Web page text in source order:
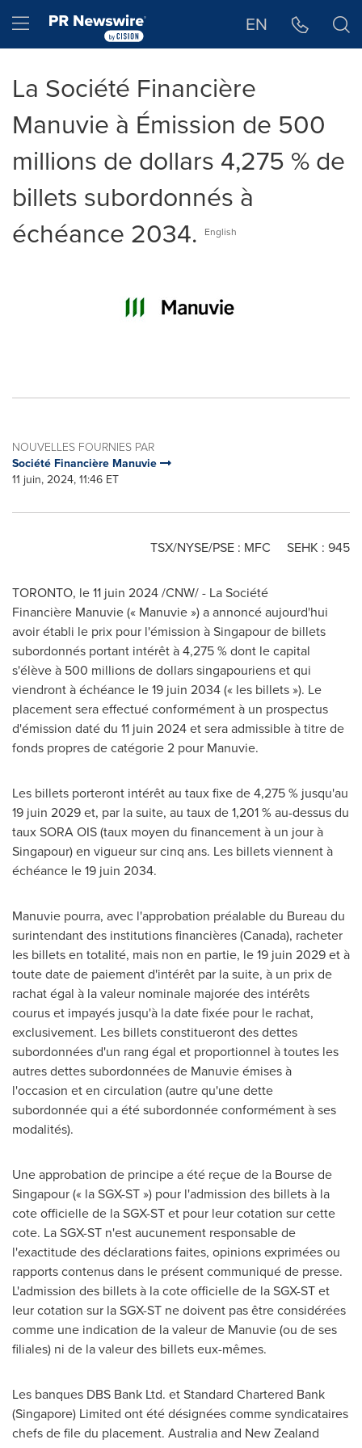
Hamburger menu EN
La Société Financière
Manuvie à Émission de 500
millions de dollars 4,275 % de
billets subordonnés à
échéance 2034.
English
NOUVELLES FOURNIES PAR
Société Financière Manuvie
11 juin, 2024, 11:46 ET
TSX/NYSE/PSE : MFC SEHK : 945
TORONTO, le 11 juin 2024/CNW/ - La Société
Financière Manuvie (« Manuvie ») a annoncé aujourd'hui
avoir établi le prix pour l'émission à Singapour de billets
subordonnés portant intérêt à 4,275 % dont le capital
s'élève à 500 millions de dollars singapouriens et qui
viendront à échéance le 19 juin 2034 (« les billets »). Le
placement sera effectué conformément à un prospectus
d'émission daté du 11 juin 2024 etsera admissible à titre de
fonds propres de catégorie 2 pour Manuvie.
Les billets porteront intérêt au taux fixe de 4,275 % jusqu'au
19 juin 2029 et, par la suite, au taux de 1,201 % au-dessus du
taux SORA OIS (taux moyen du financement à un jour à
Singapour) en vigueur sur cinq ans. Les billets viennent à
échéance le 19 juin 2034.
Manuvie pourra, avec l'approbation préalable du Bureau du
surintendant des institutions financières (Canada), racheter
les billets en totalité, mais non en partie, le 19 juin 2029 et à
toute date de paiement d'intérêt par la suite, à un prix de
rachat égal à la valeur nominale majorée des intérêts
courus et impayés jusqu'à la date fixée pour le rachat,
exclusivement. Les billets constitueront des dettes
subordonnées d'un rang égal et proportionnel à toutes les
autres dettes subordonnées de Manuvie émises à
l'occasion et en circulation (autre qu'une dette
subordonnée qui a été subordonnée conformément à ses
modalités).
Une approbation de principe a été reçue de la Bourse de
Singapour (« la SGX-ST ») pour l'admission des billets à la
cote officielle de la SGX-ST et pour leur cotation sur cette
cote. La SGX-ST n'est aucunement responsable de
l'exactitude des déclarations faites, opinions exprimées ou
rapports contenus dans le présent communiqué de presse.
L'admission des billets à la cote officielle de la SGX-ST et
leur cotation sur la SGX-ST ne doivent pas être considérées
comme une indication de la valeur de Manuvie (ou de ses
filiales) ni de la valeur des billets eux-mêmes.
Les banques DBS Bank Ltd. et Standard Chartered Bank
(Singapore) Limited ont été désignées comme syndicataires
chefs de file du placement. Australiaand New Zealand